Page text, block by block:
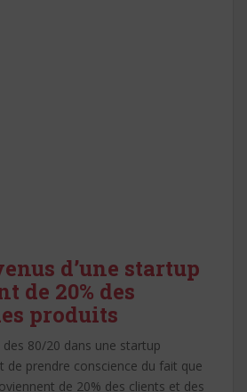
d’une startup
de 20% des
produits
80/20 dans une startup
de prendre conscience du fait que
de 20% des clients et des